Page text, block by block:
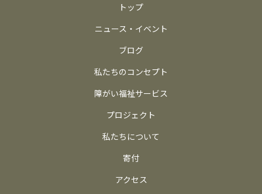
トップ
ニュース・イベント
ブログ
私たちのコンセプト
障がい福祉サービス
プロジェクト
私たちについて
寄付
アクセス